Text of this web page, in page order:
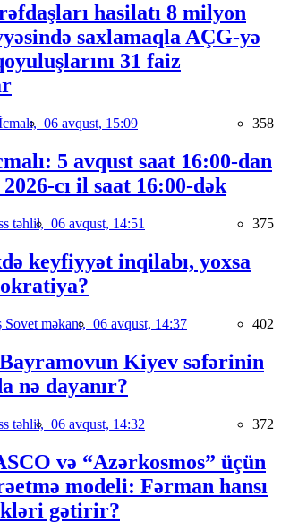
hasilatı 8 milyon
saxlamaqla AÇG-yə
31 faiz
06 avqust, 15:09 358
5 avqust saat 16:00-dan
cı il saat 16:00-dək
təhlil, 06 avqust, 14:51 375
keyfiyyət inqilabı, yoxsa
məkanı, 06 avqust, 14:37 402
Kiyev səfərinin
nə dayanır?
təhlil, 06 avqust, 14:32 372
və “Azərkosmos” üçün
modeli: Fərman hansı
gətirir?